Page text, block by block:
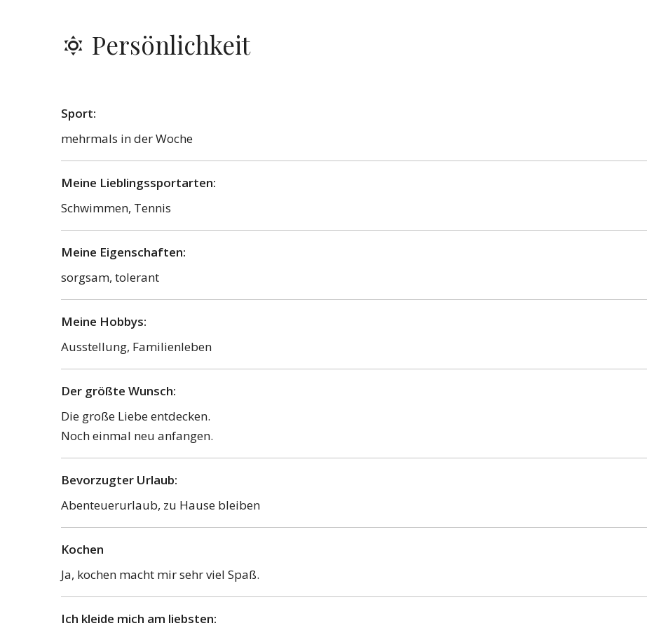
Persönlichkeit
Sport:
mehrmals in der Woche
Meine Lieblingssportarten:
Schwimmen, Tennis
Meine Eigenschaften:
sorgsam, tolerant
Meine Hobbys:
Ausstellung, Familienleben
Der größte Wunsch:
Die große Liebe entdecken.
Noch einmal neu anfangen.
Bevorzugter Urlaub:
Abenteuerurlaub, zu Hause bleiben
Kochen
Ja, kochen macht mir sehr viel Spaß.
Ich kleide mich am liebsten: